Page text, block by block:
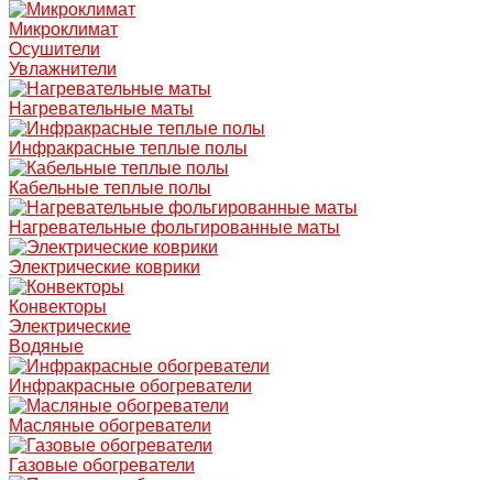
Микроклимат
Осушители
Увлажнители
Нагревательные маты
Инфракрасные теплые полы
Кабельные теплые полы
Нагревательные фольгированные маты
Электрические коврики
Конвекторы
Электрические
Водяные
Инфракрасные обогреватели
Масляные обогреватели
Газовые обогреватели